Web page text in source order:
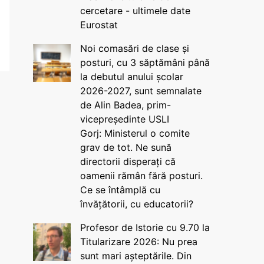
cercetare - ultimele date
Eurostat
Noi comasări de clase și
posturi, cu 3 săptămâni până
la debutul anului școlar
2026-2027, sunt semnalate
de Alin Badea, prim-
vicepreședinte USLI
Gorj: Ministerul o comite
grav de tot. Ne sună
directorii disperați că
oamenii rămân fără posturi.
Ce se întâmplă cu
învățătorii, cu educatorii?
Profesor de Istorie cu 9.70 la
Titularizare 2026: Nu prea
sunt mari așteptările. Din